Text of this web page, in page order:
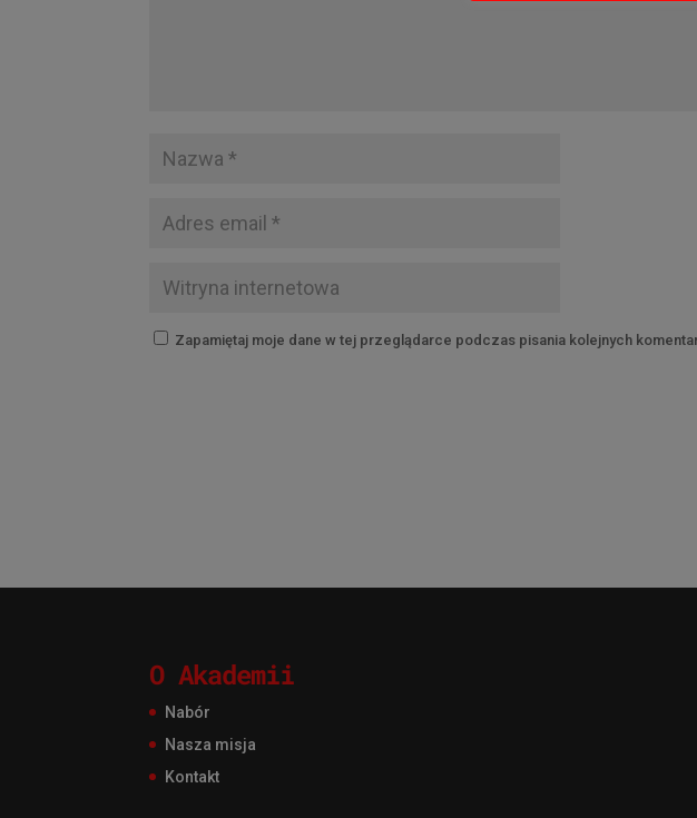
Zapamiętaj moje dane w tej przeglądarce podczas pisania kolejnych
O Akademii
Nabór
Nasza misja
Kontakt